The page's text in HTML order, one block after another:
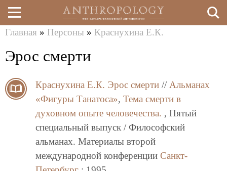
Перейти
к
содержанию
здесь
Главная » Персоны » Краснухина Е.К.
Эрос смерти
Краснухина Е.К. Эрос смерти // Альманах
«Фигуры Танатоса», Тема смерти в
духовном опыте человечества. , Пятый
специальный выпуск / Философский
альманах. Материалы второй
международной конференции Санкт-